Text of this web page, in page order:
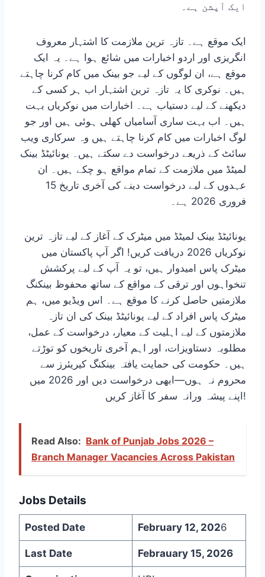
ایک آپشن ہے۔
ایک موقع ہے۔ تازہ ترین ملازمت کا اشتہار معروف
انگریزی اور اردو اخبارات میں شائع ہوا ہے۔ یہ ایک
موقع ہے، ان لوگوں کے لیے جو بینک میں کام کرنا چاہتے
ہیں۔ نوکری کا یہ تازہ ترین اشتہار اب ہر کسی کے
دیکھنے کے لیے دستیاب ہے۔ اخبارات میں نوکریاں بہت
ہیں۔ اب بہت ساری آسامیاں کھلی ہوئی ہیں اور جو
لوگ اخبارات میں کام کرنا چاہتے ہیں وہ سرکاری ویب
سائٹ کے ذریعے درخواست دے سکتے ہیں۔ یونائیٹڈ بینک
لمیٹڈ میں ملازمت کے تمام مواقع ہو چکے ہیں۔ ان
عہدوں کے لیے درخواست دینے کی آخری تاریخ 15
فروری 2026 ہے۔
یونائیٹڈ بینک لمیٹڈ میں میٹرک کے آغاز کے لیے تازہ ترین
نوکریاں 2026 دریافت کریں! اگر آپ پاکستان میں
میٹرک پاس امیدوار ہیں، تو یہ آپ کے لیے پرکشش
تنخواہوں اور ترقی کے مواقع کے ساتھ محفوظ بینکنگ
ملازمتیں حاصل کرنے کا موقع ہے۔ اس ویڈیو میں، ہم
میٹرک پاس افراد کے لیے یونائیٹڈ بینک کی ان تازہ
ملازمتوں کے لیے اہلیت کے معیار، درخواست کے عمل،
مطلوبہ دستاویزات، اور اہم آخری تاریخوں کو توڑتے
ہیں۔ حکومت کی حمایت یافتہ بینکنگ کیریئرز سے
محروم نہ ہوں—ابھی درخواست دیں اور 2026 میں
اپنے پیشہ ورانہ سفر کا آغاز کریں!
Read Also: Bank of Punjab Jobs 2026 –
Branch Manager Vacancies Across Pakistan
Jobs Details
Posted Date February 12, 2026
Last Date Febrauary 15, 2026